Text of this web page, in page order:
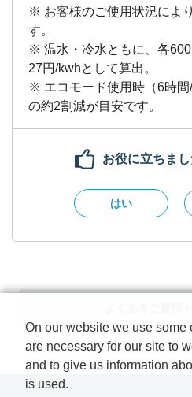
※ お客様のご使用状況によ
す。
※ 温水・冷水ともに、各600
27円/kwhとして算出。
※ エコモード使用時（6時
お役に立ちま
はい
On our website we use some
are necessary for our site to
and to give us information
is used.